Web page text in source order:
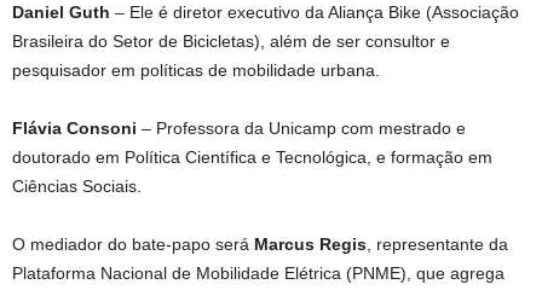
Daniel Guth – Ele é diretor executivo da Aliança Bike (Associação
Brasileira do Setor de Bicicletas), além de ser consultor e
pesquisador em políticas de mobilidade urbana.
Flávia Consoni – Professora da Unicamp com mestrado e
doutorado em Política Científica e Tecnológica, e formação em
Ciências Sociais.
O mediador do bate-papo será Marcus Regis , representante da
Plataforma Nacional de Mobilidade Elétrica (PNME), que agrega